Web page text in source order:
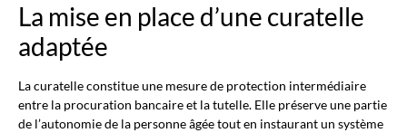
La mise en place d’une curatelle
adaptée
La curatelle constitue une mesure de protection intermédiaire
entre la procuration bancaire et la tutelle. Elle préserve une partie
de l’autonomie de la personne âgée tout en instaurant un système